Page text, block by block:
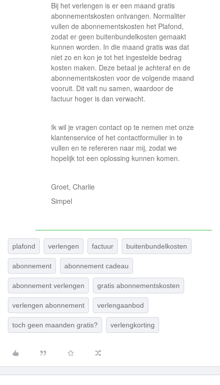
Bij het verlengen is er een maand gratis
abonnementskosten ontvangen. Normaliter
vullen de abonnementskosten het Plafond,
zodat er geen buitenbundelkosten gemaakt
kunnen worden. In die maand gratis was dat
niet zo en kon je tot het ingestelde bedrag
kosten maken. Deze betaal je achteraf en de
abonnementskosten voor de volgende maand
vooruit. Dit valt nu samen, waardoor de
factuur hoger is dan verwacht.
Ik wil je vragen contact op te nemen met onze
klantenservice of het contactformulier in te
vullen en te refereren naar mij, zodat we
hopelijk tot een oplossing kunnen komen.
Groet, Charlie
Simpel
plafond verlengen factuur buitenbundelkosten
abonnement abonnement cadeau
abonnement verlengen gratis abonnementskosten
verlengen abonnement verlengaanbod
toch geen maanden gratis? verlengkorting